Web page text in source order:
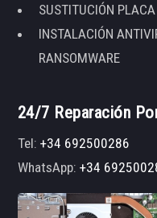
SUSTITUCIÓN
INSTALACIÓN
RANSOMWARE
24/7 Reparación
Tel:+34 692500286
WhatsApp:+34